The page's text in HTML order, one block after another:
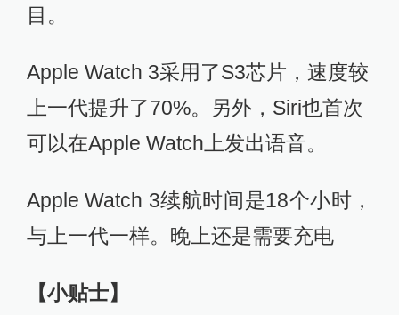
目。
Apple Watch 3采用了S3芯片，速度较
上一代提升了70%。另外，Siri也首次
可以在Apple Watch上发出语音。
Apple Watch 3续航时间是18个小时，
与上一代一样。晚上还是需要充电
【小贴士】